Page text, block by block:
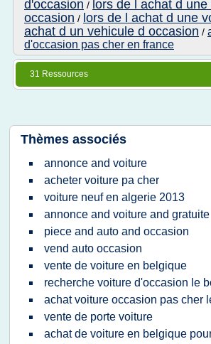
d'occasion / lors de l achat d une
occasion / lors de l achat d une
achat d un vehicule d occasion /
d'occasion pas cher en france
31 Ressources
Thèmes associés
annonce and voiture
acheter voiture pa cher
voiture neuf en algerie 2013
annonce and voiture and gratuite
piece and auto and occasion
vend auto occasion
vente de voiture en belgique
recherche voiture d'occasion le
achat voiture occasion pas cher
vente de porte voiture
achat de voiture en belgique